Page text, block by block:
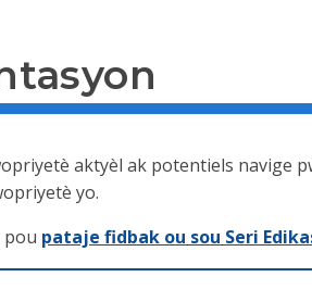
aktyèl ak potentiels navige
yo.
pou pataje fidbak ou sou Seri